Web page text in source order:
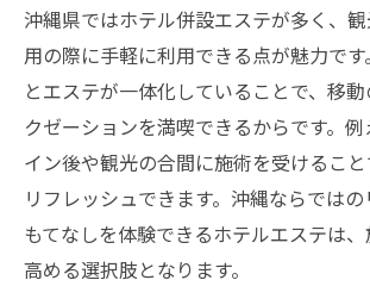
沖縄県ではホテル併設エステが多く、
用の際に手軽に利用できる点が魅力で
とエステが一体化していることで、移
クゼーションを満喫できるからです。
イン後や観光の合間に施術を受けるこ
リフレッシュできます。沖縄ならでは
もてなしを体験できるホテルエステは
高める選択肢となります。